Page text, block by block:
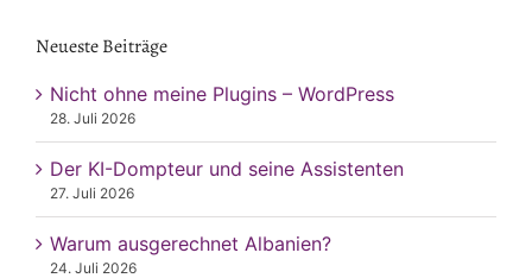
Neueste Beiträge
Nicht ohne meine Plugins – WordPress
28. Juli 2026
Der KI-Dompteur und seine Assistenten
27. Juli 2026
Warum ausgerechnet Albanien?
24. Juli 2026